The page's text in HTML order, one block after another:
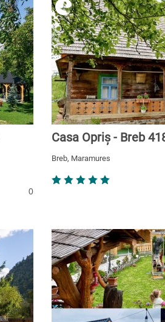
0
Casa Opriș - Breb
Breb, Maramures